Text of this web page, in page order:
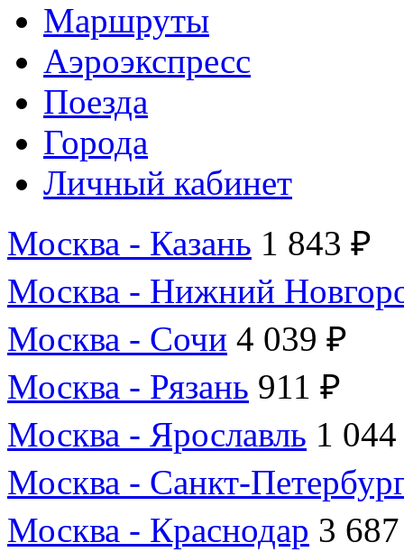
Маршруты
Аэроэкспресс
Поезда
Города
Личный кабинет
Москва - Казань 1 843 ₽
Москва - Нижний
Москва - Сочи 4 039 ₽
Москва - Рязань 911 ₽
Москва - Ярославль 1
Москва - Санкт-
Москва - Краснодар 3